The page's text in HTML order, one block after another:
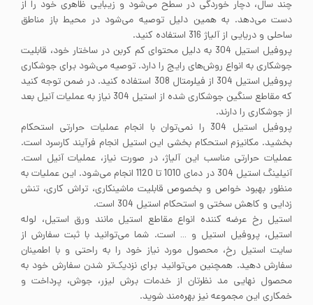
چند سال، دچار خوردگی در سطح می‌شود و زیبایی ظاهری خود را از
دست می‌دهد. به همین دلیل توصیه می‌شود در محیط باز مناطق
ساحلی و دریایی از آلیاژ 316 استفاده کنید.
پروفیل استیل 304 به دلیل محتوای کم کربن در ساختار خود، قابلیت
جوشکاری به انواع روش‌های رایج را دارد. توصیه می‌شود برای جوشکاری
پروفیل استیل 304 از فیلرمتال 308 استفاده کنید. در ضمن توجه کنید
که مقاطع سنگین جوشکاری شده از استیل 304 نیاز به عملیات آنیل بعد
از جوشکاری را دارند.
پروفیل استیل 304 را نمی‌توان با انجام عملیات حرارتی استحکام
بخشید. مکانیزم استحکام بخشی این استیل انجام فرآیند کارسرد است.
عملیات حرارتی مناسب این آلیاژ، در صورت نیاز، عملیات آنیل است.
آنیلینگ استیل 304 در دمای 1010 تا 1120 انجام می‌شود. این عملیات به
منظور بهبود خواص و بخصوص قابلیت ماشینکاری، تراش کاری، تنش
زدایی و کاهش سختی و استحکام استیل 304 است.
استیل رخ عرضه کننده انواع مقاطع استیل مانند ورق استیل، لوله
استیل، پروفیل استیل و … است. شما می‌توانید با ثبت سفارش از
سایت استیل رخ، محصول مورد نیاز خود را به راحتی و با اطمینان
سفارش دهید. همچنین می‌توانید برای نزدیک‌تر شدن سفارش خود به
محصول نهایی مد نظرتان از خدمات برش لیزر، جوش، پرداخت و
خمکاری این مجموعه نیز بهره‌مند شوید.